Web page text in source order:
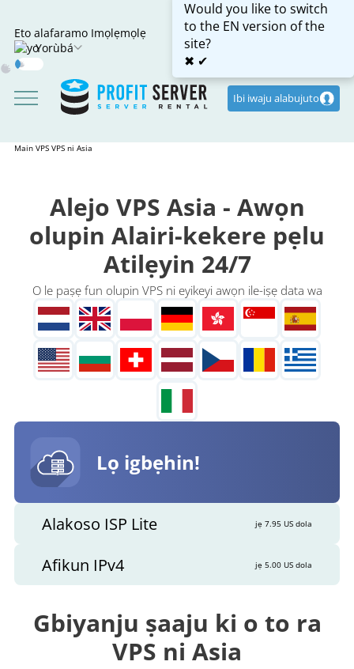
Eto alafaramo Imọlẹmọlẹ
Yorùbá
Would you like to switch
to the EN version of the
site?
✖ ✔
Mode
Ibi iwaju alabujuto
Main VPS VPS ni Asia
Alejo VPS Asia - Awọn
olupin Alairi-kekere pẹlu
Atilẹyin 24/7
O le paṣẹ fun olupin VPS ni eyikeyi awọn ile-iṣẹ data wa
Lọ igbẹhin!
Alakoso ISP Lite jẹ 7.95 US dola
Afikun IPv4 jẹ 5.00 US dola
Gbiyanju ṣaaju ki o to ra
VPS ni Asia